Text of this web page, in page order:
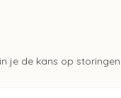
je de kans op storingen.